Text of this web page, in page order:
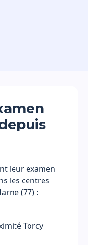
leur examen
les centres
(77) :
Torcy